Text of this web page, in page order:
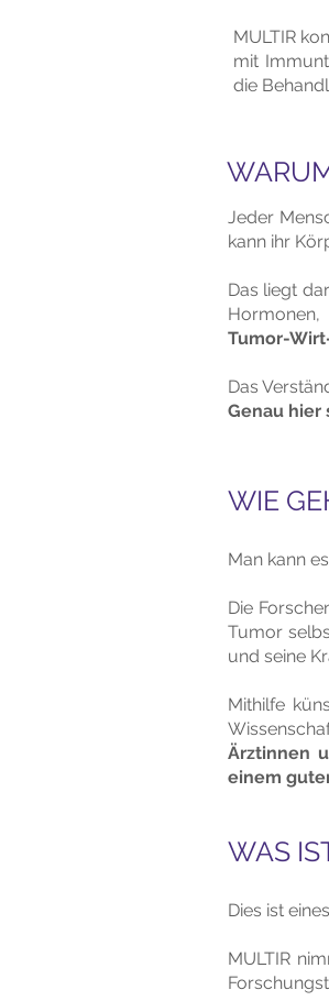
MULTIR
mit
die
Jeder
kann ihr
Das liegt
Hormonen,
Tumor-
Das
Genau hier
WIE
Man kann
Die
Tumor
und seine
Mithilfe
Ärztinnen
einem
WAS
Dies ist
MULTIR